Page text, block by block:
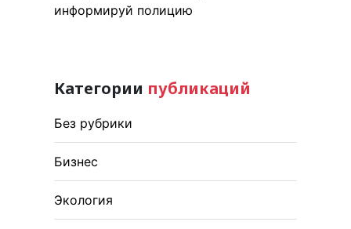
информируй полицию
Категории публикаций
Без рубрики
Бизнес
Экология